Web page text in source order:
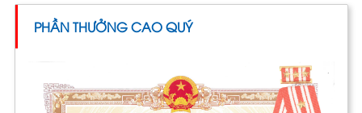
PHẦN THƯỞNG CAO QUÝ